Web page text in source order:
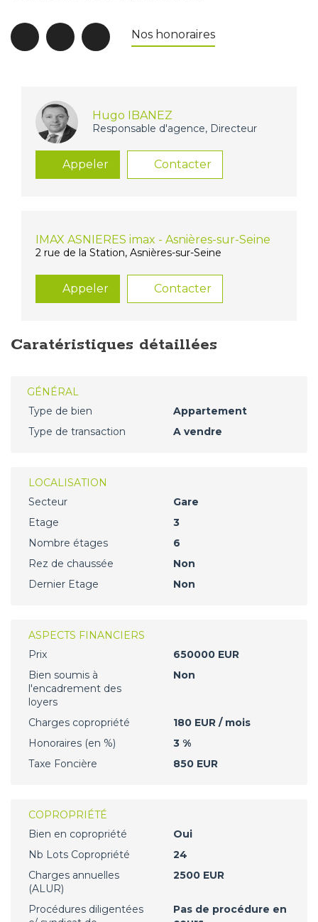
Nos honoraires
Hugo IBANEZ
Responsable d'agence, Directeur
Appeler Contacter
IMAX ASNIERES imax - Asnières-sur-Seine
2 rue de la Station, Asnières-sur-Seine
Appeler Contacter
Caratéristiques détaillées
GÉNÉRAL
Type de bien
Appartement
Type de transaction
A vendre
LOCALISATION
Secteur
Gare
Etage
3
Nombre étages
6
Rez de chaussée
Non
Dernier Etage
Non
ASPECTS FINANCIERS
Prix
650000 EUR
Bien soumis à
l'encadrement des
loyers
Non
Charges copropriété
180 EUR / mois
Honoraires (en %)
3 %
Taxe Foncière
850 EUR
COPROPRIÉTÉ
Bien en copropriété
Oui
Nb Lots Copropriété
24
Charges annuelles
(ALUR)
2500 EUR
Procédures diligentées
Pas de procédure en